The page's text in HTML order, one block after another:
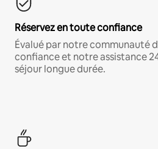
Réservez en toute confiance
Évalué par notre communauté
confiance et notre assistance
séjour longue durée.